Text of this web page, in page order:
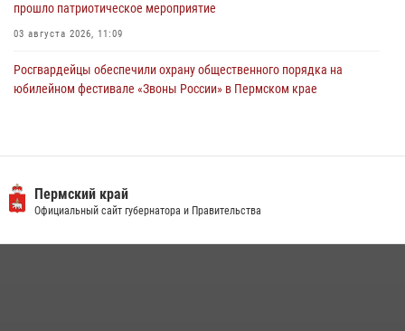
прошло патриотическое мероприятие
03 августа 2026, 11:09
Росгвардейцы обеспечили охрану общественного порядка на
юбилейном фестивале «Звоны России» в Пермском крае
ветеринарно-санитарной службы с годовщиной образования
13 июля 2026, 10:43
Пермский край
Официальный сайт губернатора и Правительства